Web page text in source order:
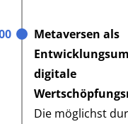
Metaversen als
digitale
Die möglichst